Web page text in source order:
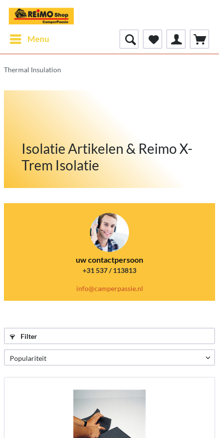
Menu
Thermal Insulation
Isolatie Artikelen & Reimo X-
Trem Isolatie
uw contactpersoon
+31 537 / 113813
info@camperpassie.nl
Filter